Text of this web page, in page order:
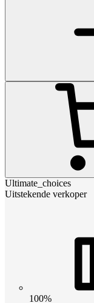
Ultimate_choices
Uitstekende verkoper
100%